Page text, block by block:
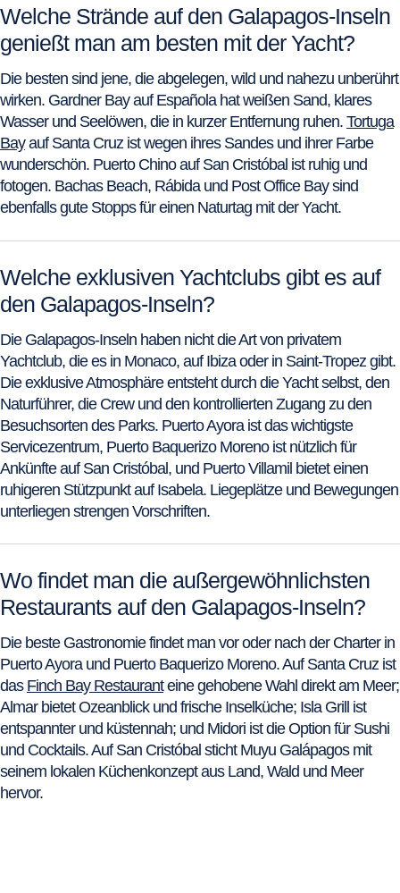
Welche Strände auf den Galapagos-Inseln
genießt man am besten mit der Yacht?
Die besten sind jene, die abgelegen, wild und nahezu unberührt
wirken. Gardner Bay auf Española hat weißen Sand, klares
Wasser und Seelöwen, die in kurzer Entfernung ruhen. Tortuga
Bayauf Santa Cruz ist wegen ihres Sandes und ihrer Farbe
wunderschön. Puerto Chino auf San Cristóbal ist ruhig und
fotogen. Bachas Beach, Rábida und Post Office Bay sind
ebenfalls gute Stopps für einen Naturtag mit der Yacht.
Welche exklusiven Yachtclubs gibt es auf
den Galapagos-Inseln?
Die Galapagos-Inseln haben nicht die Art von privatem
Yachtclub, die es in Monaco, auf Ibiza oder in Saint-Tropez gibt.
Die exklusive Atmosphäre entsteht durch die Yacht selbst, den
Naturführer, die Crew und den kontrollierten Zugang zu den
Besuchsorten des Parks. Puerto Ayora ist das wichtigste
Servicezentrum, Puerto Baquerizo Moreno ist nützlich für
Ankünfte auf San Cristóbal, und Puerto Villamil bietet einen
ruhigeren Stützpunkt auf Isabela. Liegeplätze und Bewegungen
unterliegen strengen Vorschriften.
Wo findet man die außergewöhnlichsten
Restaurants auf den Galapagos-Inseln?
Die beste Gastronomie findet man vor oder nach der Charter in
Puerto Ayora und Puerto Baquerizo Moreno. Auf Santa Cruz ist
das Finch Bay Restauranteine gehobene Wahl direkt am Meer;
Almar bietet Ozeanblick und frische Inselküche; Isla Grill ist
entspannter und küstennah; und Midori ist die Option für Sushi
und Cocktails. Auf San Cristóbal sticht Muyu Galápagos mit
seinem lokalen Küchenkonzept aus Land, Wald und Meer
hervor.